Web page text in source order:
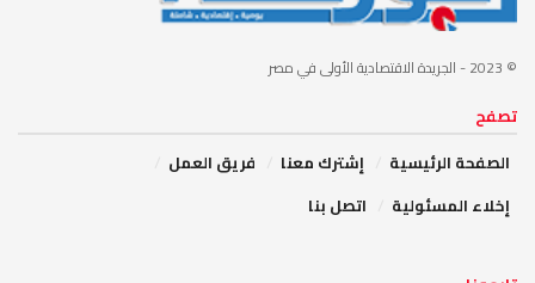
© 2023 - الجريدة الاقتصادية الأولى في مصر
تصفح
الصفحة الرئيسية
إشترك معنا
فريق العمل
إخلاء المسئولية
اتصل بنا